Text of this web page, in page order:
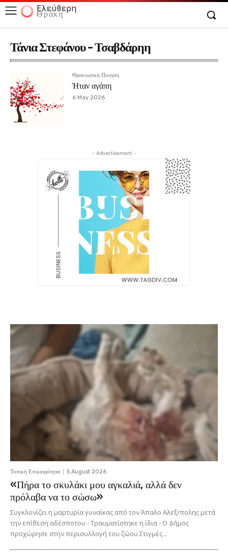
Ελεύθερη
Θράκη
Τάνια Στεφάνου - Τσαβδάρηη
Θρακιωτικη Ποιηση
Ήταν αγάπη
6 May 2026
- Advertisement -
Τοπική Επικαιρότητα 5 August 2026
«Πήρα το σκυλάκι μου αγκαλιά, αλλά δεν
πρόλαβα να το σώσω»
Συγκλονίζει η μαρτυρία γυναίκας από τον Άπαλο Αλεξ/πολης μετά
την επίθεση αδέσποτου - Τραυματίστηκε η ίδια - Ο Δήμος
προχώρησε στην περισυλλογή του ζώου Στιγμές...